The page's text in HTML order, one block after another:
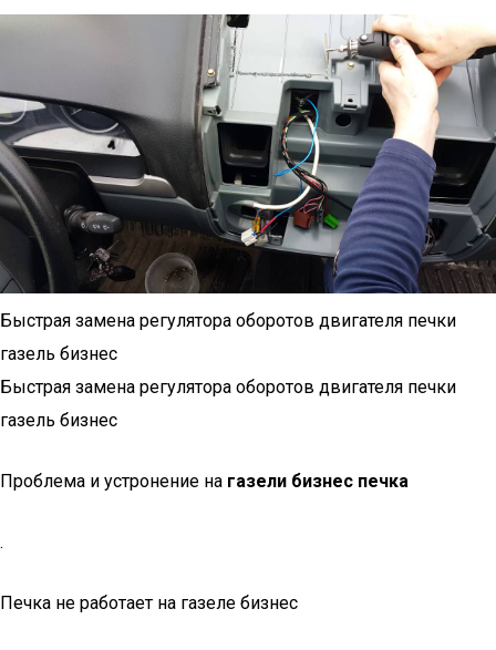
Быстрая замена регулятора оборотов двигателя печки
газель бизнес
Быстрая замена регулятора оборотов двигателя печки
газель бизнес
Проблема и устронение на газели бизнес печка
.
Печка не работает на газеле бизнес